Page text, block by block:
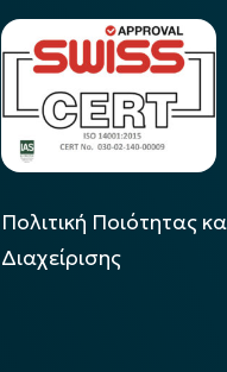
Πολιτική Ποιότητας
Διαχείρισης